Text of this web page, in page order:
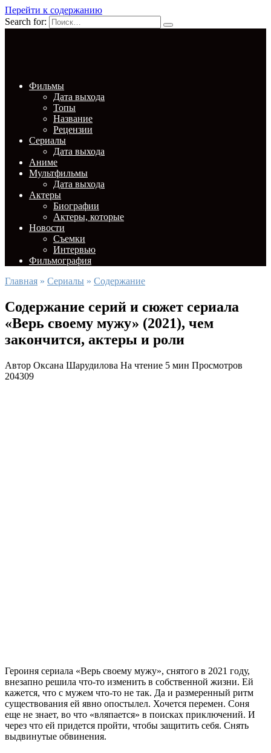
Перейти к содержанию
Search for:
Фильмы
Дата выхода
Топы
Название
Рецензии
Сериалы
Дата выхода
Аниме
Мультфильмы
Дата выхода
Актеры
Биографии
Актеры, которые
Новости
Съемки
Интервью
Фильмография
Главная » Сериалы » Содержание
Содержание серий и сюжет сериала
«Верь своему мужу» (2021), чем
закончится, актеры и роли
Автор Оксана Шарудилова На чтение 5 мин Просмотров
204309
Героиня сериала «Верь своему мужу», снятого в 2021 году,
внезапно решила что-то изменить в собственной жизни. Ей
кажется, что с мужем что-то не так. Да и размеренный ритм
существования ей явно опостылел. Хочется перемен. Соня
еще не знает, во что «вляпается» в поисках приключений. И
через что ей придется пройти, чтобы защитить себя. Снять
выдвинутые обвинения.